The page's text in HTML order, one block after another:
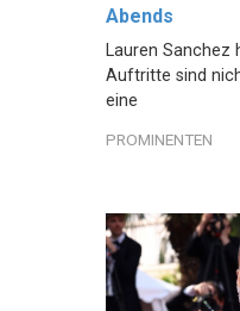
Abends
Lauren Sanchez
Auftritte sind
eine
PROMINENTEN